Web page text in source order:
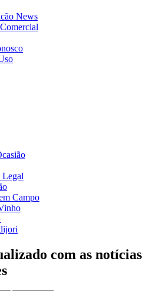
News
Legal
Campo
com as notícias